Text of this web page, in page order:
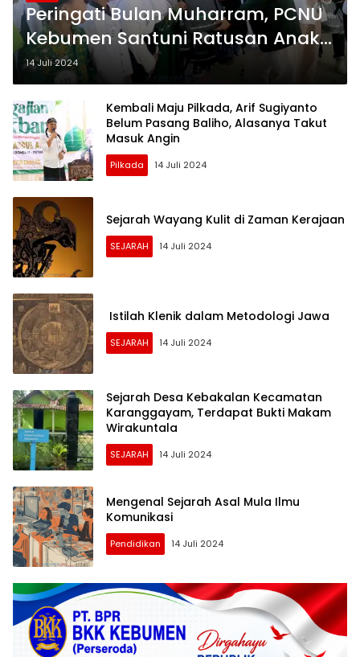
Peringati Bulan Muharram, PCNU
Kebumen Santuni Ratusan Anak
Yatim Piatu
14 Juli 2024
Kembali Maju Pilkada, Arif Sugiyanto
Belum Pasang Baliho, Alasanya Takut
Masuk Angin
Pilkada 14 Juli 2024
Sejarah Wayang Kulit di Zaman Kerajaan
SEJARAH 14 Juli 2024
Istilah Klenik dalam Metodologi Jawa
SEJARAH 14 Juli 2024
Sejarah Desa Kebakalan Kecamatan
Karanggayam, Terdapat Bukti Makam
Wirakuntala
SEJARAH 14 Juli 2024
Mengenal Sejarah Asal Mula Ilmu
Komunikasi
Pendidikan 14 Juli 2024